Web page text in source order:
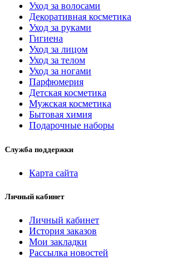
Уход за волосами
Декоративная косметика
Уход за руками
Гигиена
Уход за лицом
Уход за телом
Уход за ногами
Парфюмерия
Детская косметика
Мужская косметика
Бытовая химия
Подарочные наборы
Служба поддержки
Карта сайта
Личный кабинет
Личный кабинет
История заказов
Мои закладки
Рассылка новостей